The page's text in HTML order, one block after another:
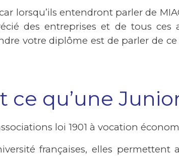
lorsqu’ils entendront parler de
des entreprises et de tous
votre diplôme est de parler de
ce qu’une
loi 1901 à vocation
françaises, elles